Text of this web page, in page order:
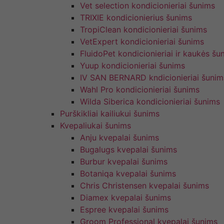
Vet selection kondicionieriai šunims
TRIXIE kondicionierius šunims
TropiClean kondicionieriai šunims
VetExpert kondicionieriai šunims
FluidoPet kondicionieriai ir kaukės
Yuup kondicionieriai šunims
IV SAN BERNARD kndicionieriai
Wahl Pro kondicionieriai šunims
Wilda Siberica kondicionieriai šunims
Purškikliai kailiukui šunims
Kvepaliukai šunims
Anju kvepalai šunims
Bugalugs kvepalai šunims
Burbur kvepalai šunims
Botaniqa kvepalai šunims
Chris Christensen kvepalai šunims
Diamex kvepalai šunims
Espree kvepalai šunims
Groom Professional kvepalai šunims